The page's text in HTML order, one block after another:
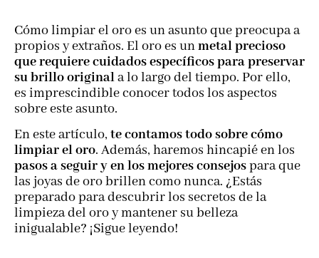
Cómo limpiar el oro es un asunto que preocupa a
propios y extraños. El oro es unmetal precioso
que requiere cuidados específicos para preservar
su brillo originala lo largo del tiempo. Por ello,
es imprescindible conocer todos los aspectos
sobre este asunto.
En este artículo, te contamos todo sobre cómo
limpiar el oro. Además, haremos hincapié en los
pasos a seguir y en los mejores consejospara que
las joyas de oro brillen como nunca. ¿Estás
preparado para descubrir los secretos de la
limpieza del oro y mantener su belleza
inigualable? ¡Sigue leyendo!